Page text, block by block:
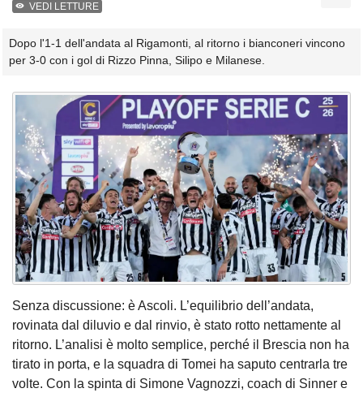
VEDI LETTURE
Dopo l'1-1 dell'andata al Rigamonti, al ritorno i bianconeri vincono
per 3-0 con i gol di Rizzo Pinna, Silipo e Milanese.
Senza discussione: è Ascoli. L’equilibrio dell’andata,
rovinata dal diluvio e dal rinvio, è stato rotto nettamente al
ritorno. L’analisi è molto semplice, perché il Brescia non ha
tirato in porta, e la squadra di Tomei ha saputo centrarla tre
volte. Con la spinta di Simone Vagnozzi, coach di Sinner e